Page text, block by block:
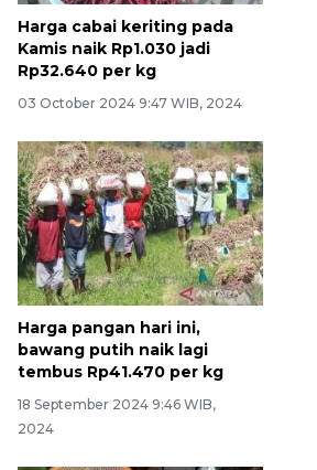
Harga cabai keriting pada
Kamis naik Rp1.030 jadi
Rp32.640 per kg
03 October 2024 9:47 WIB, 2024
Harga pangan hari ini,
bawang putih naik lagi
tembus Rp41.470 per kg
18 September 2024 9:46 WIB,
2024